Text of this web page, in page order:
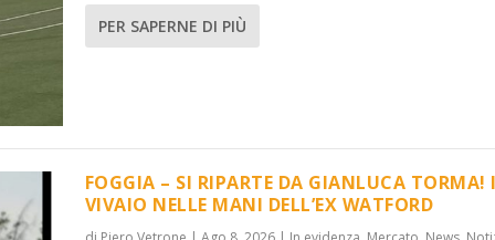
PER SAPERNE DI PIÙ
FOGGIA – SI RIPARTE DA GIANLUCA TORMA!
VIVAIO NELLE MANI DELL’EX WATFORD